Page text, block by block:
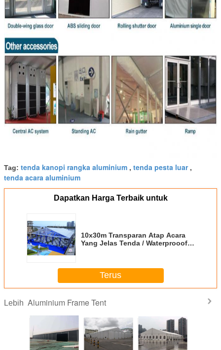
Tag: tenda kanopi rangka aluminium , tenda pesta luar,
tenda acara aluminium
Dapatkan Harga Terbaik untuk
10x30m Transparan Atap Acara
Yang Jelas Tenda / Waterprooof
Terus
Lebih Aluminium Frame Tent